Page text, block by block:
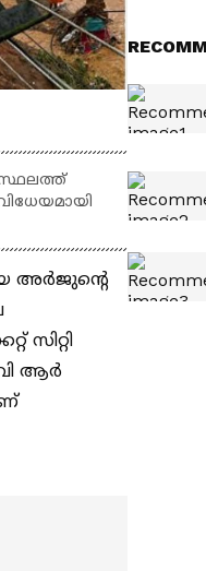
സ്ഥലത്ത്
അര്‍ജുന്‍റെ
സിറ്റി
ആര്‍